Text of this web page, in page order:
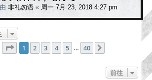
非礼勿语 « 周一 7月 23, 2018 4:27 pm
分页：1 40
1 2 3 4 5 40
前往